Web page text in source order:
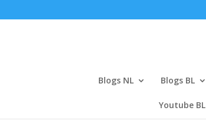
Blogs NL Blogs BL
Youtube BL